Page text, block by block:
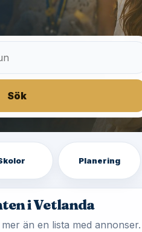
Sök
Planering
i Vetlanda
än en lista med annonser.